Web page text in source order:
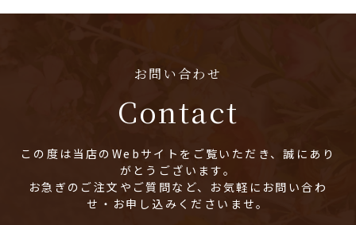
お問い合わせ
Contact
この度は当店のWebサイトをご覧いただき、誠にあり
がとうございます。
お急ぎのご注文やご質問など、お気軽にお問い合わ
せ・お申し込みくださいませ。